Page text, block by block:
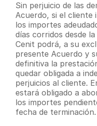
Sin perjuicio de las
Acuerdo, si el cliente
los importes
días corridos desde
Cenit podrá, a su
presente Acuerdo y
definitiva la
quedar obligada a
perjuicios al cliente.
estará obligado a
los importes
fecha de terminación.